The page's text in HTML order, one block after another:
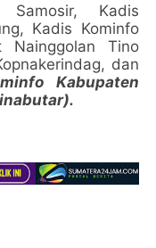
Samosir, Kadis
Kadis Kominfo
Nainggolan Tino
dan
Kabupaten